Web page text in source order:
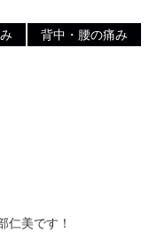
背中・腰の痛み
仁美です！